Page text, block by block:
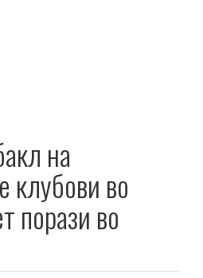
на
клубови во
порази во